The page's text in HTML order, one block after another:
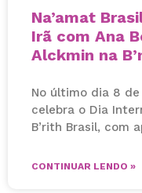
Na’amat
Irã com Ana
Alckmin na
No último dia 8
celebra o Dia
B’rith Brasil, com
CONTINUAR LENDO »